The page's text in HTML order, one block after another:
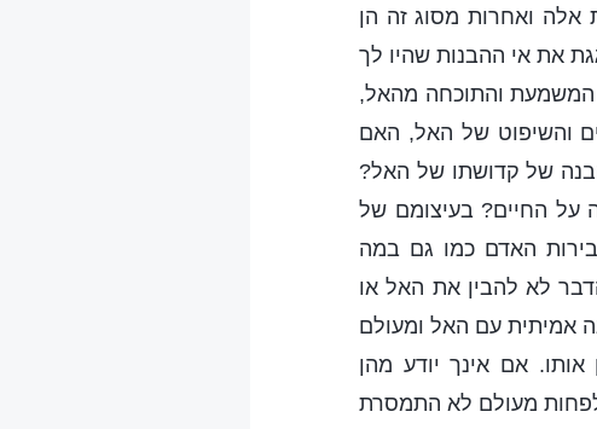
אלה ואחרות מסוג זה הן
את אי ההבנות שהיו לך
המשמעת והתוכחה מהאל,
והשיפוט של האל, האם
של קדושתו של האל?
החיים? בעיצומם של
האדם כמו גם במה
לא להבין את האל או
אמיתית עם האל ומעולם
אם אינך יודע מהן
מעולם לא התמסרת